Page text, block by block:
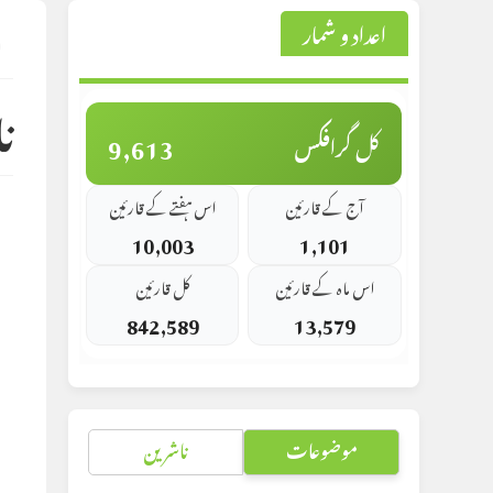
اعداد و شمار
کل گرافکس 9,613
آج کے قارئین
1,101
اس ہفتے کے قارئین
10,003
اس ماہ کے قارئین
13,579
کل قارئین
842,589
موضوعات ناشرین